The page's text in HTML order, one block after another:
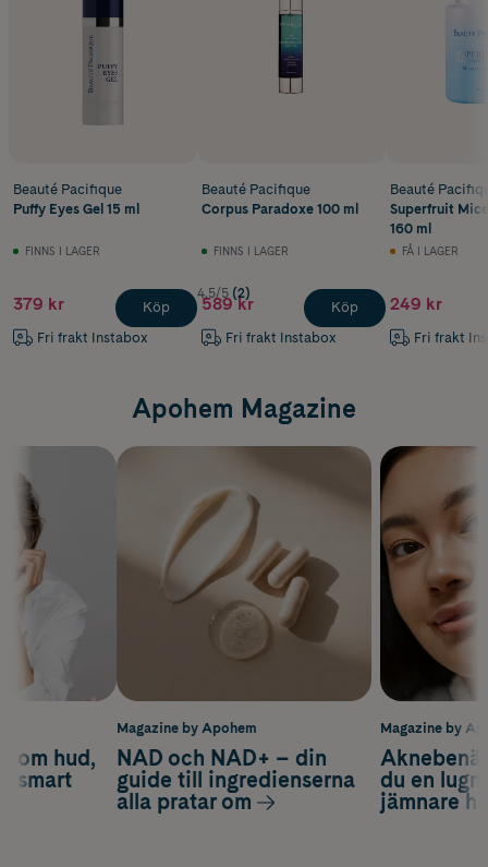
Beauté Pacifique
Puffy Eyes Gel 15 ml
FINNS I LAGER
379 kr
Fri frakt Instabox
Köp
Beauté Pacifique
Corpus Paradoxe 100 ml
FINNS I LAGER
4.5/5 (2)
589 kr
Fri frakt Instabox
Köp
Beauté
Superfruit
160 ml
FÅ I LAGER
249 kr
Fri frakt
Apohem Magazine
Magazine by
du en
jämnare
om hud,
smart
Magazine by Apohem
NAD och NAD+ – din
guide till ingredienserna
alla pratar om